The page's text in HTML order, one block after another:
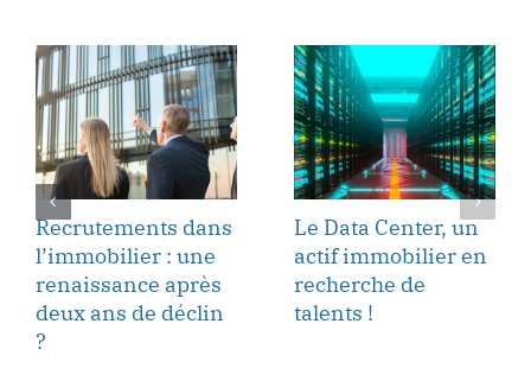
Recrutements dans
l’immobilier : une
renaissance après
deux ans de déclin
?
Le Data Center, un
actif immobilier en
recherche de
talents !